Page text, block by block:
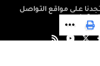
على مواقع التواصل